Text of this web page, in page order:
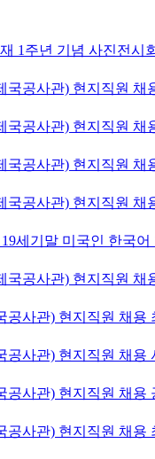
1주년 기념 사진전시
공사관) 현지직원 채
공사관) 현지직원 채
국공사관) 현지직원 채
공사관) 현지직원 채
세기말 미국인 한국
공사관) 현지직원 채
사관) 현지직원 채용
사관) 현지직원 채용
공사관) 현지직원 채용
사관) 현지직원 채용